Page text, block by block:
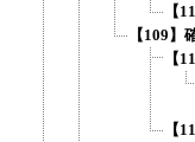
【
【109
【
【